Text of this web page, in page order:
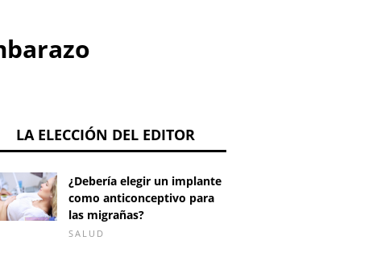
LA ELECCIÓN DEL EDITOR
¿Debería elegir un implante
como anticonceptivo para
las migrañas?
SALUD